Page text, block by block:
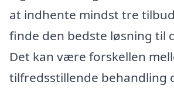
at indhente mindst tre
finde den bedste løsning til
Det kan være forskellen
tilfredsstillende behandling